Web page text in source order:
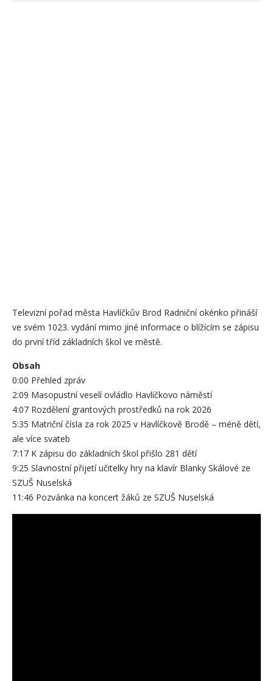
Televizní pořad města Havlíčkův Brod Radniční okénko přináší
ve svém 1023. vydání mimo jiné informace o blížícím se zápisu
do první tříd základních škol ve městě.
Obsah
0:00 Přehled zpráv
2:09 Masopustní veselí ovládlo Havlíčkovo náměstí
4:07 Rozdělení grantových prostředků na rok 2026
5:35 Matriční čísla za rok 2025 v Havlíčkově Brodě – méně dětí,
ale více svateb
7:17 K zápisu do základních škol přišlo 281 dětí
9:25 Slavnostní přijetí učitelky hry na klavír Blanky Skálové ze
SZUŠ Nuselská
11:46 Pozvánka na koncert žáků ze SZUŠ Nuselská